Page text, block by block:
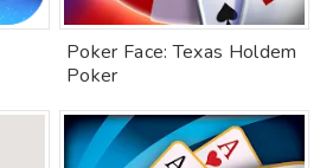
Poker Face: Texas Holdem
Poker